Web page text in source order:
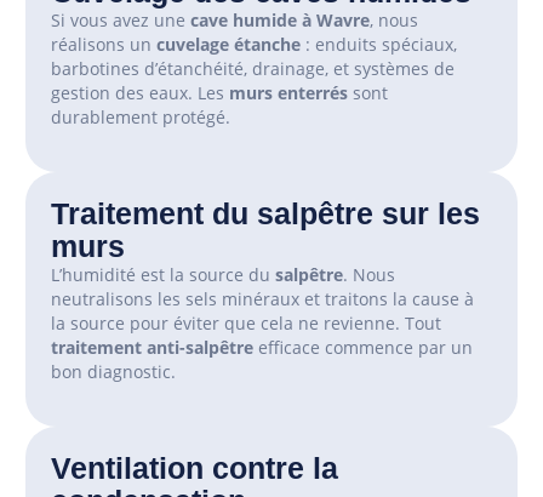
Si vous avez une cave humide à Wavre, nous
réalisons un cuvelage étanche : enduits spéciaux,
barbotines d’étanchéité, drainage, et systèmes de
gestion des eaux. Les murs enterrés sont
durablement protégé.
Traitement du salpêtre sur les
murs
L’humidité est la source du salpêtre. Nous
neutralisons les sels minéraux et traitons la cause à
la source pour éviter que cela ne revienne. Tout
traitement anti-salpêtre efficace commence par un
bon diagnostic.
Ventilation contre la